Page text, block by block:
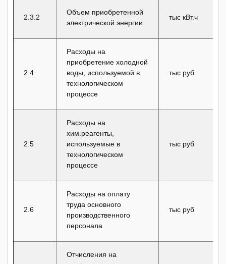
2.3.2
Объем приобретенной
электрической энергии
тыс кВт.ч
2.4
Расходы на
приобретение холодной
воды, используемой в
технологическом
процессе
тыс руб
2.5
Расходы на
хим.реагенты,
используемые в
технологическом
процессе
тыс руб
2.6
Расходы на оплату
труда основного
производственного
персонала
тыс руб
Отчисления на